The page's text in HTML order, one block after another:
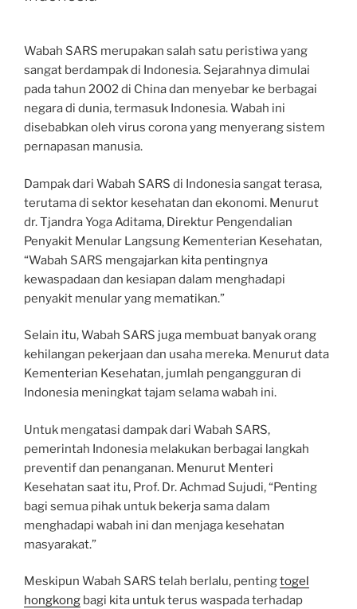
Wabah SARS merupakan salah satu peristiwa yang
sangat berdampak di Indonesia. Sejarahnya dimulai
pada tahun 2002 di China dan menyebar ke berbagai
negara di dunia, termasuk Indonesia. Wabah ini
disebabkan oleh virus corona yang menyerang sistem
pernapasan manusia.
Dampak dari Wabah SARS di Indonesia sangat terasa,
terutama di sektor kesehatan dan ekonomi. Menurut
dr. Tjandra Yoga Aditama, Direktur Pengendalian
Penyakit Menular Langsung Kementerian Kesehatan,
“Wabah SARS mengajarkan kita pentingnya
kewaspadaan dan kesiapan dalam menghadapi
penyakit menular yang mematikan.”
Selain itu, Wabah SARS juga membuat banyak orang
kehilangan pekerjaan dan usaha mereka. Menurut data
Kementerian Kesehatan, jumlah pengangguran di
Indonesia meningkat tajam selama wabah ini.
Untuk mengatasi dampak dari Wabah SARS,
pemerintah Indonesia melakukan berbagai langkah
preventif dan penanganan. Menurut Menteri
Kesehatan saat itu, Prof. Dr. Achmad Sujudi, “Penting
bagi semua pihak untuk bekerja sama dalam
menghadapi wabah ini dan menjaga kesehatan
masyarakat.”
Meskipun Wabah SARS telah berlalu, pentingtogel
hongkong bagi kita untuk terus waspada terhadap